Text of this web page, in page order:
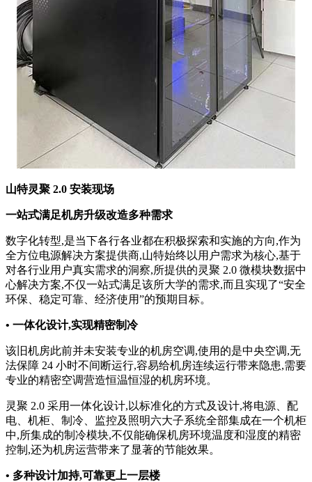
山特灵聚 2.0 安装现场
一站式满足机房升级改造多种需求
数字化转型,是当下各行各业都在积极探索和实施的方向,作为
全方位电源解决方案提供商,山特始终以用户需求为核心,基于
对各行业用户真实需求的洞察,所提供的灵聚 2.0 微模块数据中
心解决方案,不仅一站式满足该所大学的需求,而且实现了“安全
环保、稳定可靠、经济使用”的预期目标。
• 一体化设计,实现精密制冷
该旧机房此前并未安装专业的机房空调,使用的是中央空调,无
法保障 24 小时不间断运行,容易给机房连续运行带来隐患,需要
专业的精密空调营造恒温恒湿的机房环境。
灵聚 2.0 采用一体化设计,以标准化的方式及设计,将电源、配
电、机柜、制冷、监控及照明六大子系统全部集成在一个机柜
中,所集成的制冷模块,不仅能确保机房环境温度和湿度的精密
控制,还为机房运营带来了显著的节能效果。
• 多种设计加持,可靠更上一层楼